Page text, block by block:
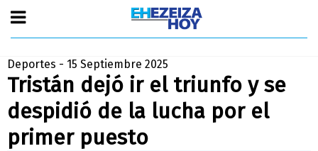
Deportes - 15 Septiembre 2025
Tristán dejó ir el triunfo y se
despidió de la lucha por el
primer puesto